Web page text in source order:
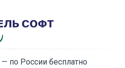
— по России бесплатно